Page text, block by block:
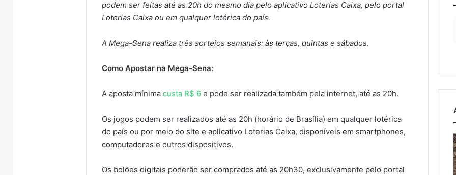
podem ser feitas até as 20h do mesmo dia pelo aplicativo Loterias Caixa, pelo portal
Loterias Caixa ou em qualquer lotérica do país.
A Mega-Sena realiza três sorteios semanais: às terças, quintas e sábados.
Como Apostar na Mega-Sena:
A aposta mínimacusta R$ 6 e pode ser realizada também pela internet, até as 20h.
Os jogos podem ser realizados até as 20h (horário de Brasília) em qualquer lotérica
do país ou por meio do site e aplicativo Loterias Caixa, disponíveis em smartphones,
computadores e outros dispositivos.
Os bolões digitais poderão ser comprados até as 20h30, exclusivamente pelo portal
lei
penas
da